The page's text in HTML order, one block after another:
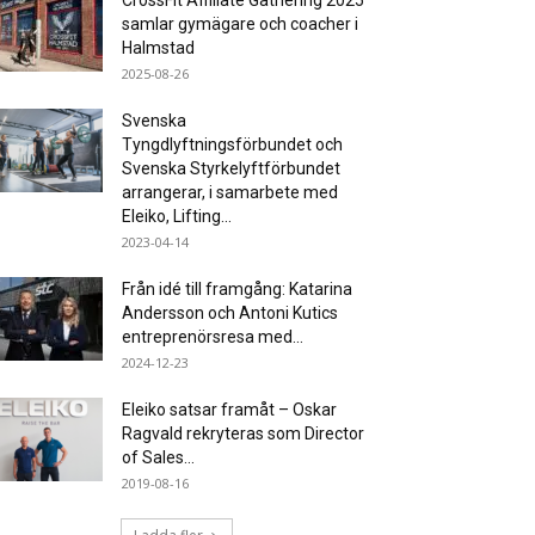
samlar gymägare och coacher i
Halmstad
2025-08-26
Svenska
Tyngdlyftningsförbundet och
Svenska Styrkelyftförbundet
arrangerar, i samarbete med
Eleiko, Lifting...
2023-04-14
Från idé till framgång: Katarina
Andersson och Antoni Kutics
entreprenörsresa med...
2024-12-23
Eleiko satsar framåt – Oskar
Ragvald rekryteras som Director
of Sales...
2019-08-16